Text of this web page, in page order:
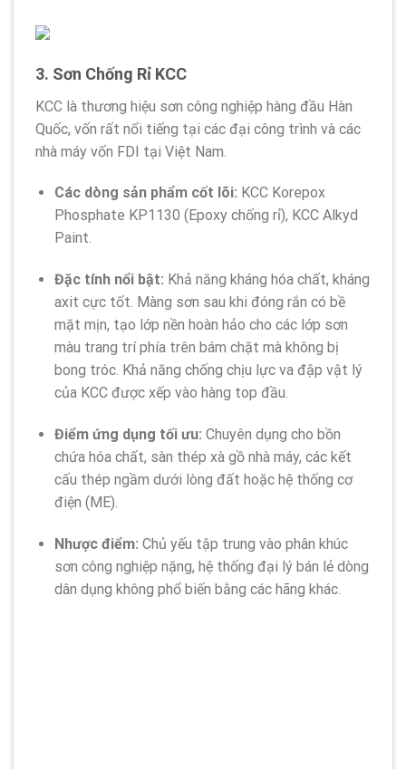
3. Sơn Chống Rỉ KCC
KCC là thương hiệu sơn công nghiệp hàng đầu Hàn
Quốc, vốn rất nổi tiếng tại các đại công trình và các
nhà máy vốn FDI tại Việt Nam.
Các dòng sản phẩm cốt lõi: KCC Korepox
Phosphate KP1130 (Epoxy chống rỉ), KCC Alkyd
Paint.
Đặc tính nổi bật: Khả năng kháng hóa chất, kháng
axit cực tốt. Màng sơn sau khi đóng rắn có bề
mặt mịn, tạo lớp nền hoàn hảo cho các lớp sơn
màu trang trí phía trên bám chặt mà không bị
bong tróc. Khả năng chống chịu lực va đập vật lý
của KCC được xếp vào hàng top đầu.
Điểm ứng dụng tối ưu: Chuyên dụng cho bồn
chứa hóa chất, sàn thép xà gồ nhà máy, các kết
cấu thép ngầm dưới lòng đất hoặc hệ thống cơ
điện (ME).
Nhược điểm: Chủ yếu tập trung vào phân khúc
sơn công nghiệp nặng, hệ thống đại lý bán lẻ dòng
dân dụng không phổ biến bằng các hãng khác.